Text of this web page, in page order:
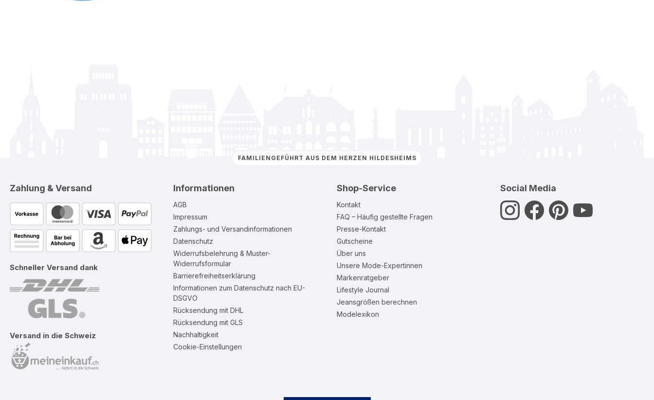
FAMILIENGEFÜHRT AUS DEM HERZEN HILDESHEIMS
Zahlung & Versand
Schneller Versand dank
Versand in die Schweiz
Informationen
AGB
Impressum
Zahlungs- und Versandinformationen
Datenschutz
Widerrufsbelehrung & Muster-
Widerrufsformular
Barrierefreiheitserklärung
Informationen zum Datenschutz nach EU-
DSGVO
Rücksendung mit DHL
Rücksendung mit GLS
Nachhaltigkeit
Cookie-Einstellungen
Shop-Service
Kontakt
FAQ – Häufig gestellte Fragen
Presse-Kontakt
Gutscheine
Über uns
Unsere Mode-Expertinnen
Markenratgeber
Lifestyle Journal
Jeansgrößen berechnen
Modelexikon
Social Media